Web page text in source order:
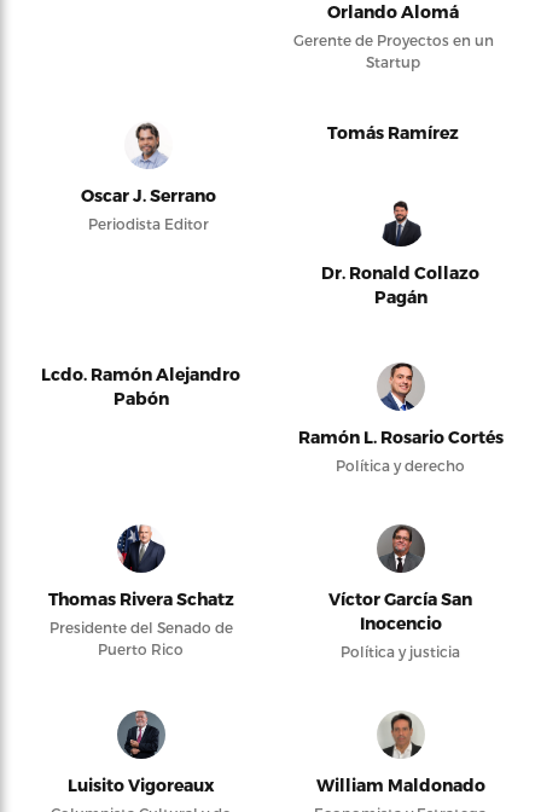
Orlando Alomá
Gerente de Proyectos en un
Startup
Oscar J. Serrano
Periodista Editor
Tomás Ramírez
Dr. Ronald Collazo
Pagán
Lcdo. Ramón Alejandro
Pabón
Ramón L. Rosario Cortés
Política y derecho
Thomas Rivera Schatz
Presidente del Senado de
Puerto Rico
Víctor García San
Inocencio
Política y justicia
Luisito Vigoreaux William Maldonado